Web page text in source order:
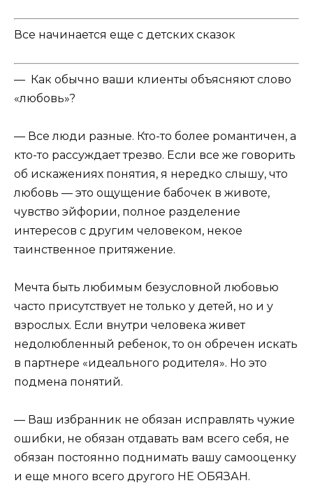
Все начинается еще с детских сказок
— Как обычно ваши клиенты объясняют слово
«любовь»?
— Все люди разные. Кто-то более романтичен, а
кто-то рассуждает трезво. Если все же говорить
об искажениях понятия, я нередко слышу, что
любовь — это ощущение бабочек в животе,
чувство эйфории, полное разделение
интересов с другим человеком, некое
таинственное притяжение.
Мечта быть любимым безусловной любовью
часто присутствует не только у детей, но и у
взрослых. Если внутри человека живет
недолюбленный ребенок, то он обречен искать
в партнере «идеального родителя». Но это
подмена понятий.
— Ваш избранник не обязан исправлять чужие
ошибки, не обязан отдавать вам всего себя, не
обязан постоянно поднимать вашу самооценку
и еще много всего другого НЕ ОБЯЗАН.